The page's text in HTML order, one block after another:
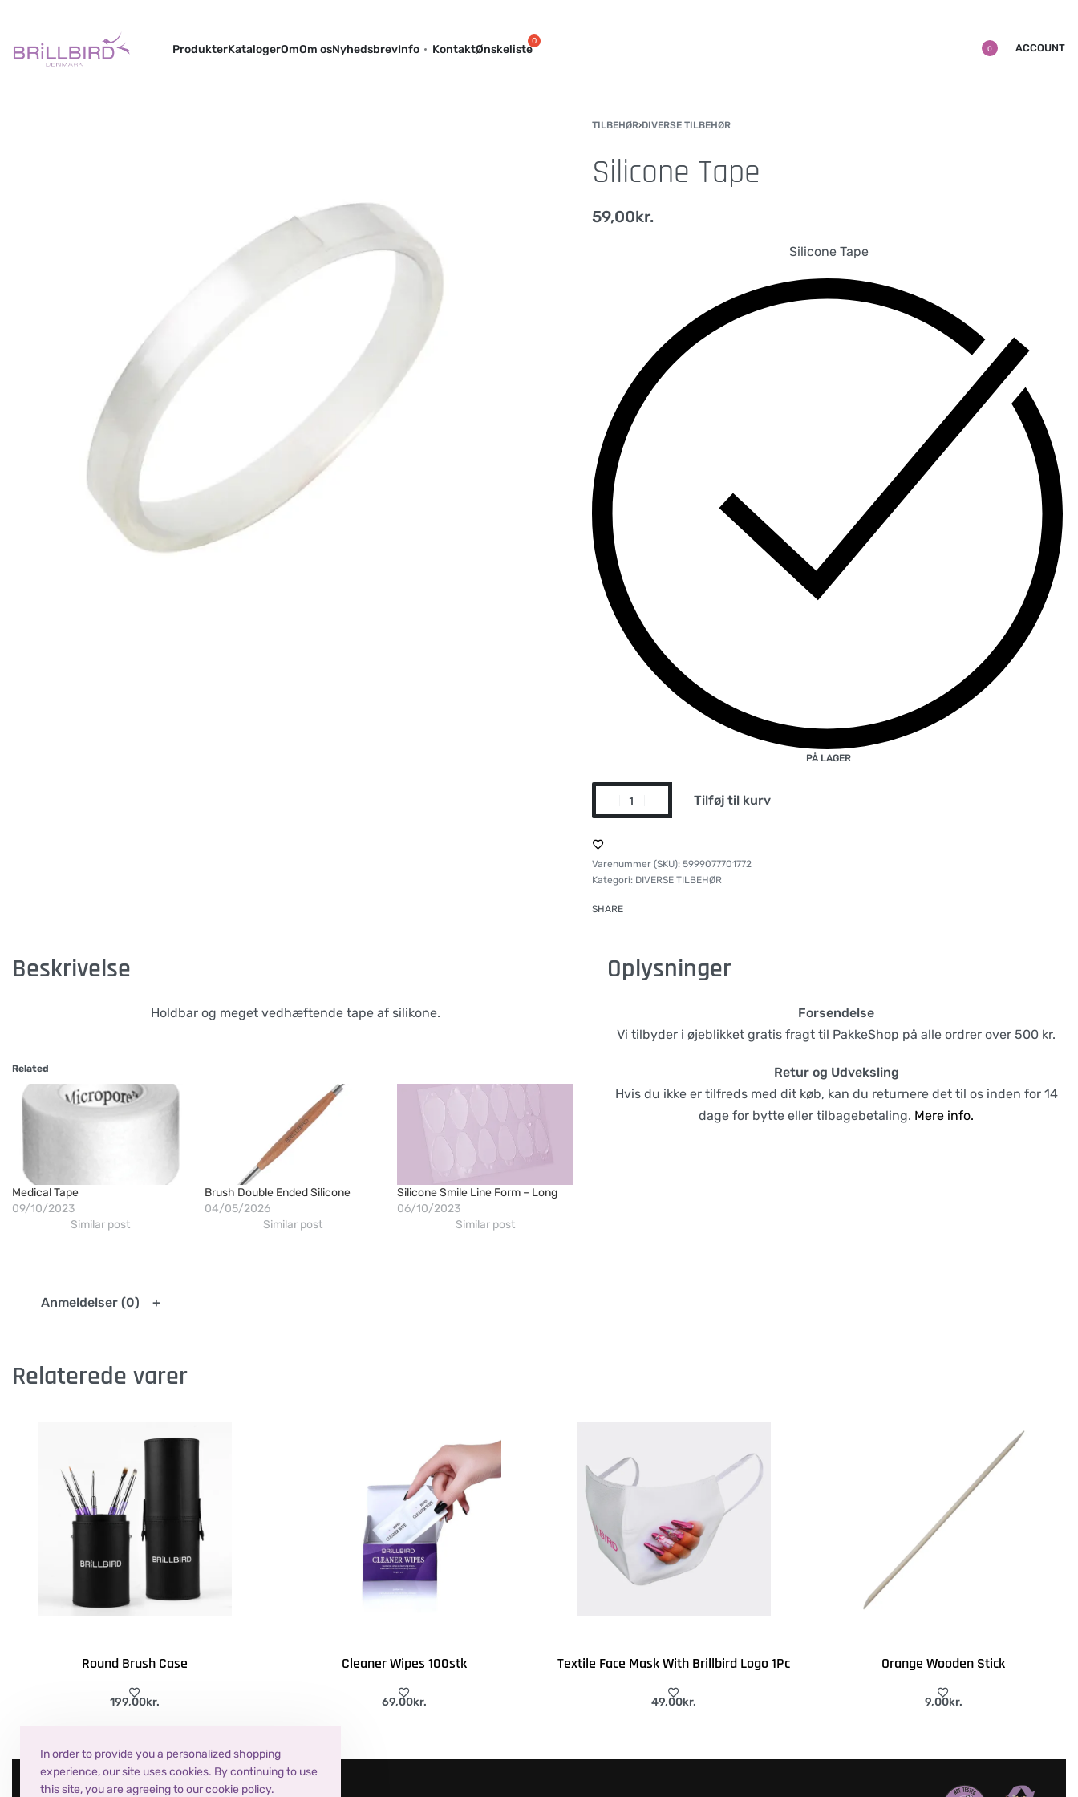
ProdukterKatalogerOmOm osNyhedsbrevInfo KontaktØnskeliste 0 ACCOUNT
TILBEHØR›DIVERSE TILBEHØR
Silicone Tape
59,00kr.
Silicone Tape
PÅ LAGER
Tilføj til kurv
5999077701772
Kategori: DIVERSE TILBEHØR
SHARE
Beskrivelse
Holdbar og meget vedhæftende tape af silikone.
Related
Medical Tape
09/10/2023
Similar post
Brush Double Ended Silicone
04/05/2026
Similar post
Silicone Smile Line Form – Long
06/10/2023
Similar post
Oplysninger
Forsendelse
Vi tilbyder i øjeblikket gratis fragt til PakkeShop på alle ordrer over 500 kr.
Retur og Udveksling
Hvis du ikke er tilfreds med dit køb, kan du returnere det til os inden for 14
dage for bytte eller tilbagebetaling. Mere info.
Anmeldelser (0)
Relaterede varer
Round Brush Case
199,00kr.
Cleaner Wipes 100stk
69,00kr.
Textile Face Mask With Brillbird Logo 1Pc
49,00kr.
Orange Wooden Stick
9,00kr.
In order to provide you a personalized shopping
experience, our site uses cookies. By continuing to use
this site, you are agreeing to our cookie policy.